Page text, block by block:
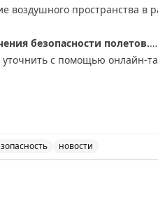
воздушного пространства в
безопасности полетов.
с помощью онлайн-
новости